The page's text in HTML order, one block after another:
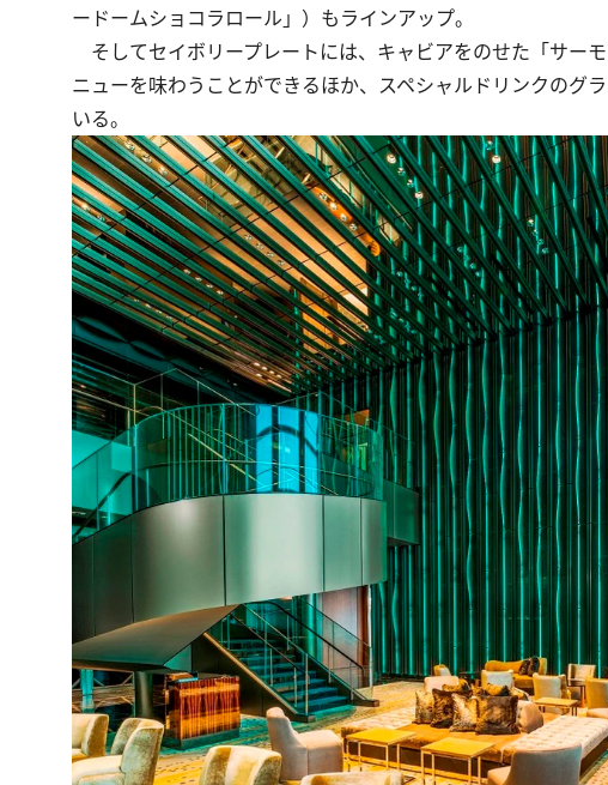
ードームショコラロール」）もラインアップ。
そしてセイボリープレートには、キャビアをのせた「サー
ニューを味わうことができるほか、スペシャルドリンクのグ
いる。